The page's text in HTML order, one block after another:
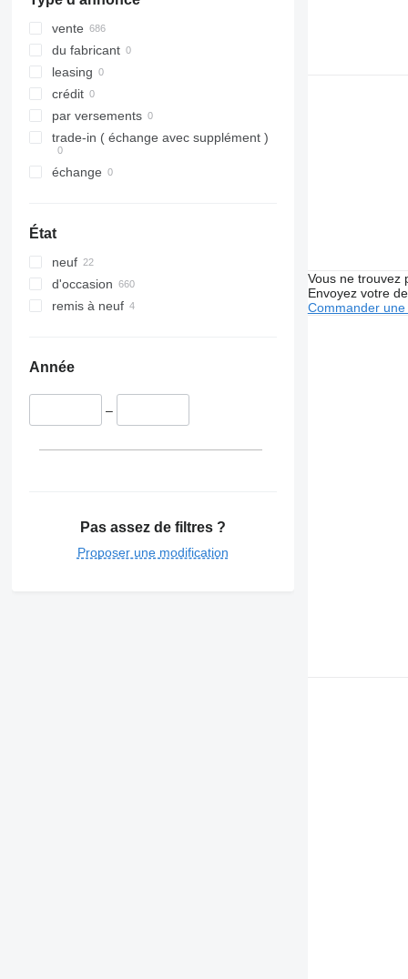
TGX 35.480
Vito
vente
du fabricant
leasing
crédit
par versements
trade-in ( échange avec supplément )
échange
État
neuf
d'occasion
remis à neuf
Année
–
Pas assez de filtres ?
Proposer une modification
Vous ne trouvez
Envoyez votre
Commander